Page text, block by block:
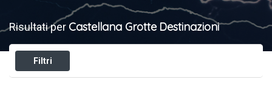
Risultati per Castellana Grotte Destinazioni
Filtri